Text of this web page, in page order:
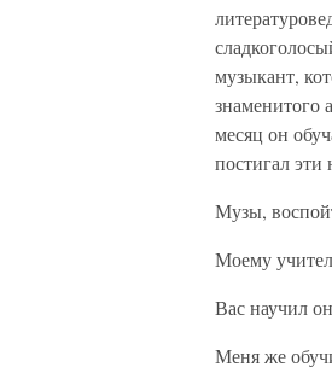
музыкант,
знаменитого
месяц он
постигал
Музы,
Моему
Вас научил
Меня же